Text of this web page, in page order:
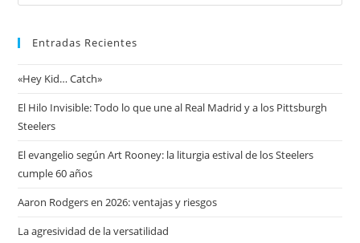
Entradas Recientes
«Hey Kid… Catch»
El Hilo Invisible: Todo lo que une al Real Madrid y a los Pittsburgh
Steelers
El evangelio según Art Rooney: la liturgia estival de los Steelers
cumple 60 años
Aaron Rodgers en 2026: ventajas y riesgos
La agresividad de la versatilidad